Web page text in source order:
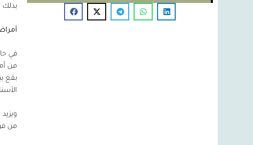
بذلك
في
من
بقع
من